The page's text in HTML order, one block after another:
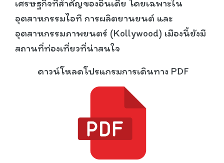
เศรษฐกิจที่สำคัญของอินเดีย โดยเฉพาะใน
อุตสาหกรรมไอที การผลิตยานยนต์ และ
อุตสาหกรรมภาพยนตร์ (Kollywood) เมืองนี้ยังมี
สถานที่ท่องเที่ยวที่น่าสนใจ
ดาวน์โหลดโปรแกรมการเดินทาง PDF